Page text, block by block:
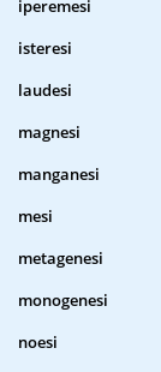
iperemesi
isteresi
laudesi
magnesi
manganesi
mesi
metagenesi
monogenesi
noesi